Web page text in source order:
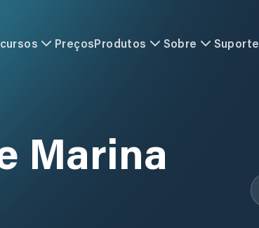
PreçosProdutos Sobre Suporte
Marina